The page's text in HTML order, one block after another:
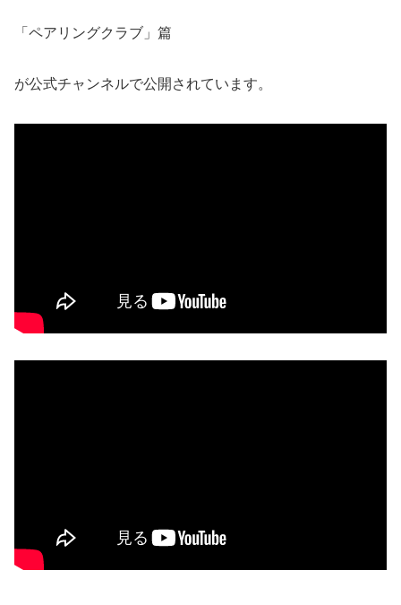
「ペアリングクラブ」篇
が公式チャンネルで公開されています。